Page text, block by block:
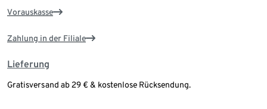
Vorauskasse
Zahlung in der Filiale
Lieferung
Gratisversand ab 29 € & kostenlose Rücksendung.